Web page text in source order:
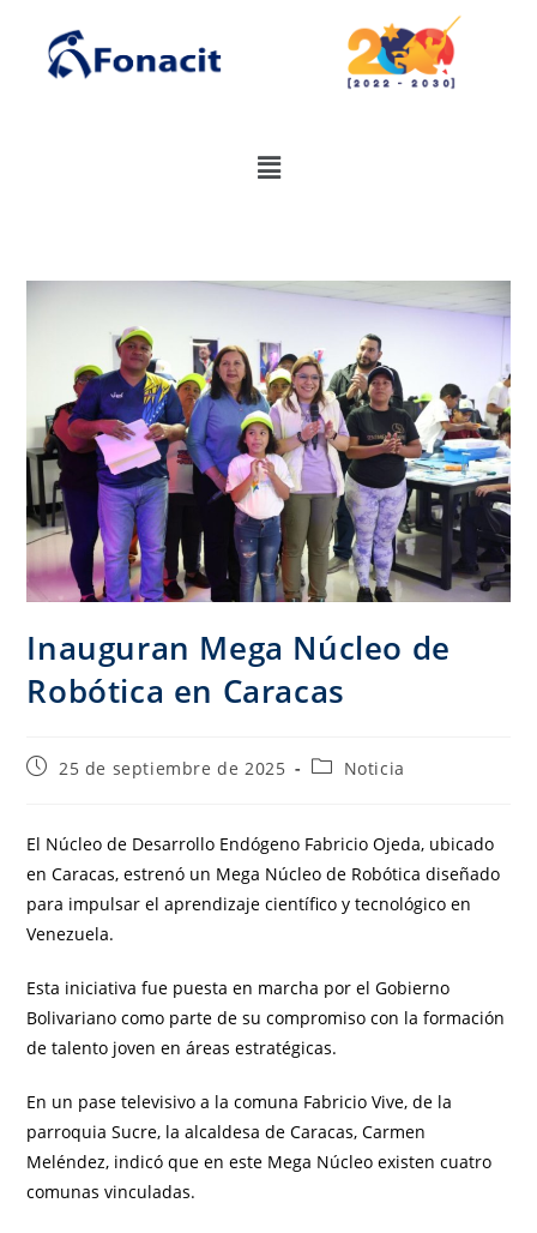
Inauguran Mega Núcleo de
Robótica en Caracas
25 de septiembre de 2025 Noticia
El Núcleo de Desarrollo Endógeno Fabricio Ojeda, ubicado
en Caracas, estrenó un Mega Núcleo de Robótica diseñado
para impulsar el aprendizaje científico y tecnológico en
Venezuela.
Esta iniciativa fue puesta en marcha por el Gobierno
Bolivariano como parte de su compromiso con la formación
de talento joven en áreas estratégicas.
En un pase televisivo a la comuna Fabricio Vive, de la
parroquia Sucre, la alcaldesa de Caracas, Carmen
Meléndez, indicó que en este Mega Núcleo existen cuatro
comunas vinculadas.